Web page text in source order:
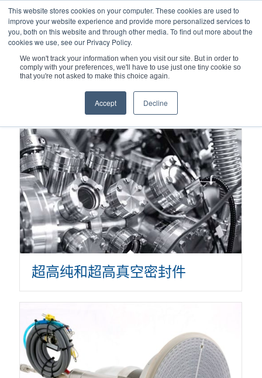
This website stores cookies on your computer. These cookies are used to
improve your website experience and provide more personalized services to
you, both on this website and through other media. To find out more about the
cookies we use, see our Privacy Policy.
We won't track your information when you visit our site. But in order to
comply with your preferences, we'll have to use just one tiny cookie so
that you're not asked to make this choice again.
Accept Decline
您现在的位置： 主页 / 金属波纹管
超高纯和超高真空密封件